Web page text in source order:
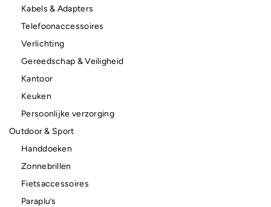
Kabels & Adapters
Telefoonaccessoires
Verlichting
Gereedschap & Veiligheid
Kantoor
Keuken
Persoonlijke verzorging
Outdoor & Sport
Handdoeken
Zonnebrillen
Fietsaccessoires
Paraplu’s